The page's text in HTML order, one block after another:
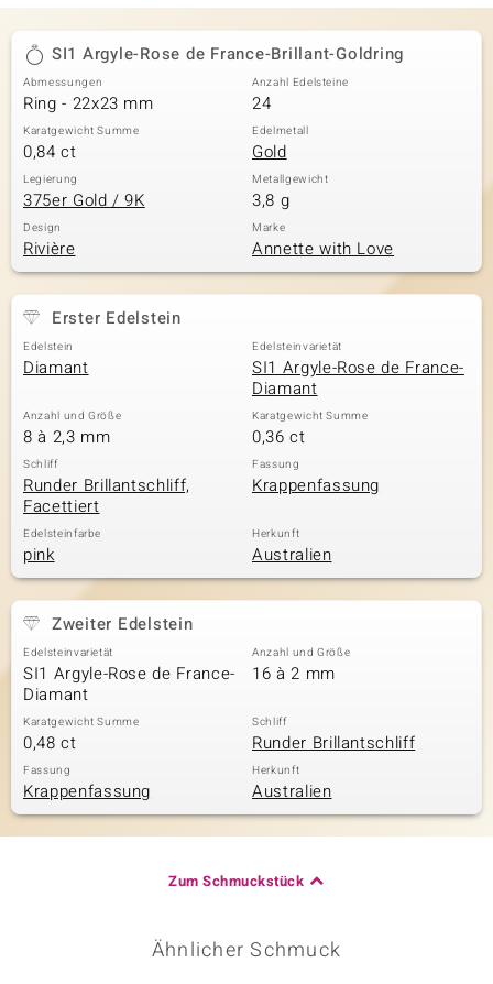
SI1 Argyle-Rose de France-Brillant-Goldring
Abmessungen
Ring - 22x23 mm
Anzahl Edelsteine
24
Karatgewicht Summe
0,84 ct
Edelmetall
Gold
Legierung
375er Gold / 9K
Metallgewicht
3,8 g
Design
Rivière
Marke
Annette with Love
Erster Edelstein
Edelstein
Diamant
Edelsteinvarietät
SI1 Argyle-Rose de France-
Diamant
Anzahl und Größe
8 à 2,3 mm
Karatgewicht Summe
0,36 ct
Schliff
Runder Brillantschliff,
Facettiert
Fassung
Krappenfassung
Edelsteinfarbe
pink
Herkunft
Australien
Zweiter Edelstein
Edelsteinvarietät
SI1 Argyle-Rose de France-
Diamant
Anzahl und Größe
16 à 2 mm
Karatgewicht Summe
0,48 ct
Schliff
Runder Brillantschliff
Fassung
Krappenfassung
Herkunft
Australien
Zum Schmuckstück
Ähnlicher Schmuck